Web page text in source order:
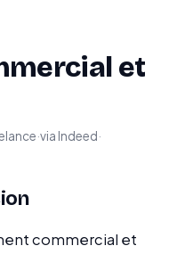
et
·via Indeed·
commercial et